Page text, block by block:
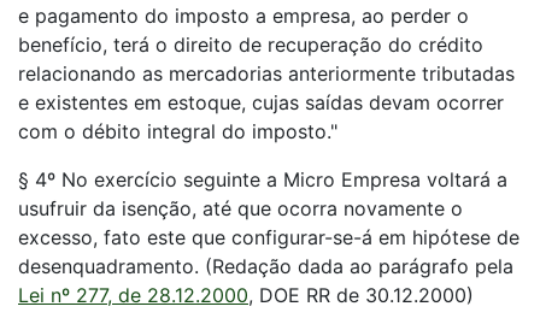
e pagamento do imposto a empresa, ao perder o
benefício, terá o direito de recuperação do crédito
relacionando as mercadorias anteriormente tributadas
e existentes em estoque, cujas saídas devam ocorrer
com o débito integral do imposto."
§ 4º No exercício seguinte a Micro Empresa voltará a
usufruir da isenção, até que ocorra novamente o
excesso, fato este que configurar-se-á em hipótese de
desenquadramento. (Redação dada ao parágrafo pela
Lei nº 277, de 28.12.2000, DOE RR de 30.12.2000)